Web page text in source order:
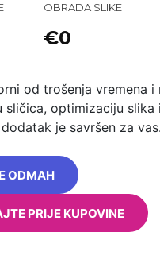
OBRADA SLIKE
€0
od trošenja vremena i
sličica, optimizaciju slika
je savršen za vas.
ODMAH
PRIJE KUPOVINE